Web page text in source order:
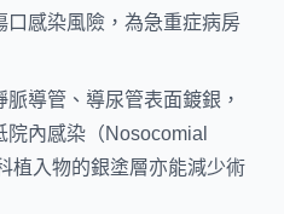
口感染風險，為急重症病房
脈導管、導尿管表面鍍銀，
內感染（Nosocomial
植入物的銀塗層亦能減少術